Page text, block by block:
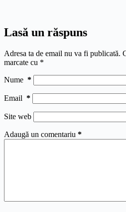
Lasă un răspuns
Adresa ta de email nu va fi publicată.
marcate cu *
Nume *
Email *
Site web
Adaugă un comentariu *